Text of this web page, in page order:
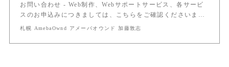
お問い合わせ - Web制作、Webサポートサービス、各サービ
スのお申込みにつきましては、こちらをご確認くださいま…
札幌 AmebaOwnd アメーバオウンド 加藤敦志